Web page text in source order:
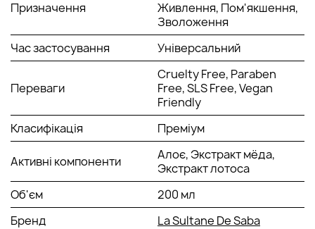
антибактеріальні властивості.
Екстракт меду - має поживні та енергетичні
властивості, впливаючи на шкірний покрив
відновлюється його міцність.
Екстракт лотоса - має біостимулюючу,
загальнозміцнюючу, протизапальну дію, покращує
кровообіг, зволожує, захищає та тонізує шкіру.
СПОСІБ ЗАСТОСУВАННЯ:
Нанести на тіло під час прийому душу. Змити водою.
Призначення
Живлення, Пом'якшення,
Зволоження
Час застосування
Універсальний
Переваги
Cruelty Free, Paraben
Free, SLS Free, Vegan
Friendly
Класифікація
Преміум
Активні компоненти
Алоє, Экстракт мёда,
Экстракт лотоса
Об'єм
200 мл
Бренд
La Sultane De Saba